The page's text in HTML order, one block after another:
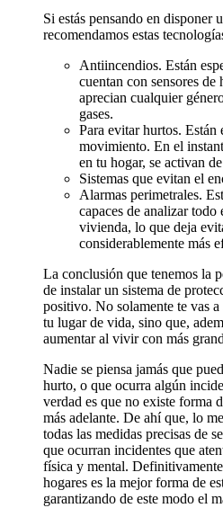
Si estás pensando en disponer
recomendamos estas
Antiincendios. Están
cuentan con sensores
aprecian cualquier
gases.
Para evitar hurtos. Están
movimiento. En el
en tu hogar, se activan
Sistemas que evitan el
Alarmas perimetrales.
capaces de analizar
vivienda, lo que deja
considerablemente más
La conclusión que tenemos la
de instalar un sistema de
positivo. No solamente te vas
tu lugar de vida, sino que,
aumentar al vivir con más
Nadie se piensa jamás que
hurto, o que ocurra algún
verdad es que no existe forma
más adelante. De ahí que, lo
todas las medidas precisas de
que ocurran incidentes que
física y mental.
hogares es la mejor forma de
garantizando de este modo el